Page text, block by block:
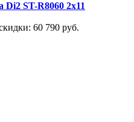
ST-R8060 2х11
60 790 руб.